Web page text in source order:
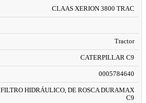
CLAAS XERION 3800 TRAC
Tractor
CATERPILLAR C9
0005784640
FILTRO HIDRÁULICO, DE ROSCA DURAMAX
C9